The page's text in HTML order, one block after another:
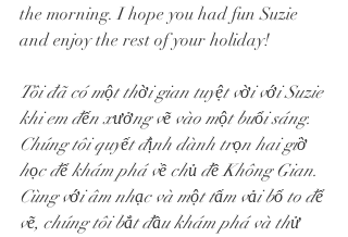
the morning. I hope you had fun Suzie
and enjoy the rest of your holiday!
Tôi đã có một thời gian tuyệt vời với Suzie
khi em đến xưởng vẽ vào một buổi sáng.
Chúng tôi quyết định dành trọn hai giờ
học để khám phá về chủ đề Không Gian.
Cùng với âm nhạc và một tấm vải bố to để
vẽ, chúng tôi bắt đầu khám phá và thử